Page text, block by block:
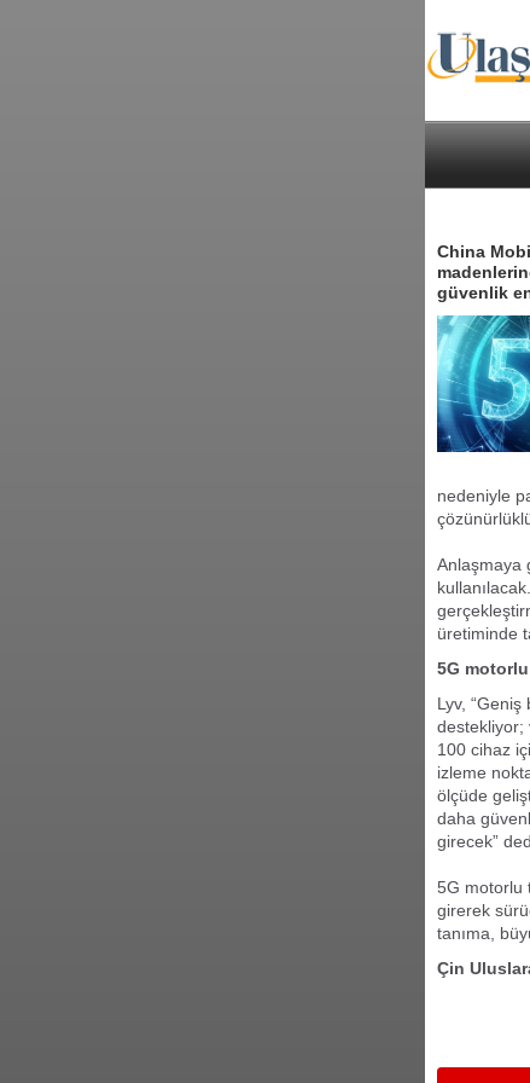
China
güvenlik
nedeniyle
Anlaşmaya
üretiminde
5G
Lyv,
destekliyor;
100 cihaz
izleme
ölçüde
daha
girecek”
5G motorlu
girerek
tanıma,
Çin